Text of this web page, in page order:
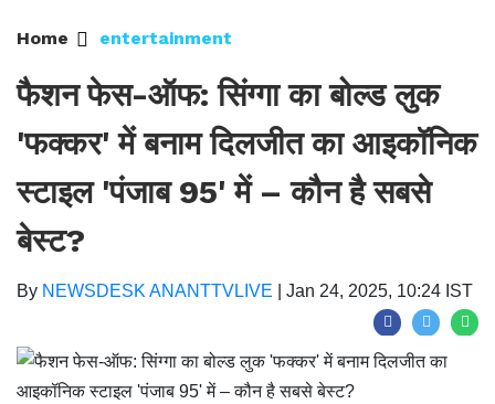
Home entertainment
फैशन फेस-ऑफ: सिंग्गा का बोल्ड लुक
'फक्कर' में बनाम दिलजीत का आइकॉनिक
स्टाइल 'पंजाब 95' में – कौन है सबसे
बेस्ट?
By NEWSDESK ANANTTVLIVE Jan 24, 2025, 10:24 IST